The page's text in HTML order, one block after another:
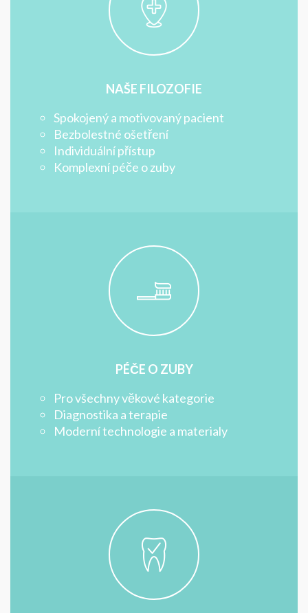
NAŠE FILOZOFIE
Spokojený a motivovaný pacient
Bezbolestné ošetření
Individuální přístup
Komplexní péče o zuby
PÉČE O ZUBY
Pro všechny věkové kategorie
Diagnostika a terapie
Moderní technologie a materialy